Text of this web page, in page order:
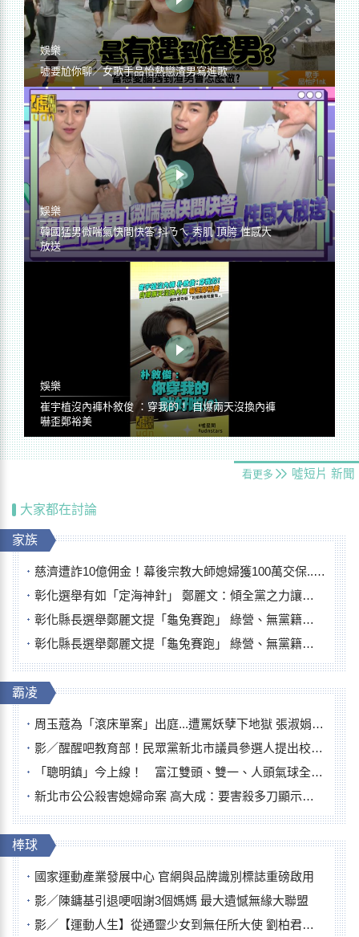
娛樂
噓要尬你聊／女歌手品怡熱戀渣男寫進歌
娛樂
韓國猛男微喘氣快問快答 抖ㄋㄟ 秀肌 頂胯 性感大
放送
娛樂
崔宇植沒內褲朴敘俊 ：穿我的！ 自爆兩天沒換內褲
嚇歪鄭裕美
看更多 噓短片 新聞
大家都在討論
家族
慈濟遭詐10億佣金！幕後宗教大師媳婦獲100萬交保...快步奔離不發一語
彰化選舉有如「定海神針」 鄭麗文：傾全黨之力讓彰化贏
彰化縣長選舉鄭麗文提「龜兔賽跑」 綠營、無黨籍忙否認是烏龜
彰化縣長選舉鄭麗文提「龜兔賽跑」 綠營、無黨籍忙否認是烏龜
霸凌
周玉蔻為「滾床單案」出庭...遭罵妖孽下地獄 張淑娟批：舌頭殺人有罪
影／醒醒吧教育部！民眾黨新北市議員參選人提出校園反毒防線升級政見
「聰明鎮」今上線！ 富江雙頭、雙一、人頭氣球全登場
新北市公公殺害媳婦命案 高大成：要害殺多刀顯示怨恨深
棒球
國家運動產業發展中心 官網與品牌識別標誌重磅啟用
影／陳鏞基引退哽咽謝3個媽媽 最大遺憾無緣大聯盟
影／【運動人生】從通靈少女到無任所大使 劉柏君女裁判人生國際發光